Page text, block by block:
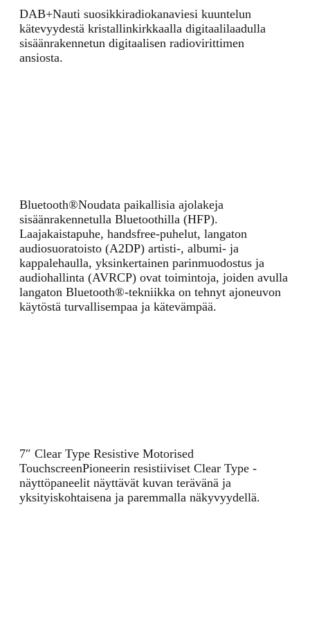
DAB+Nauti suosikkiradiokanaviesi kuuntelun
kätevyydestä kristallinkirkkaalla digitaalilaadulla
sisäänrakennetun digitaalisen radiovirittimen
ansiosta.
Bluetooth®Noudata paikallisia ajolakeja
sisäänrakennetulla Bluetoothilla (HFP).
Laajakaistapuhe, handsfree-puhelut, langaton
audiosuoratoisto (A2DP) artisti-, albumi- ja
kappalehaulla, yksinkertainen parinmuodostus ja
audiohallinta (AVRCP) ovat toimintoja, joiden avulla
langaton Bluetooth®-tekniikka on tehnyt ajoneuvon
käytöstä turvallisempaa ja kätevämpää.
7″ Clear Type Resistive Motorised
TouchscreenPioneerin resistiiviset Clear Type -
näyttöpaneelit näyttävät kuvan terävänä ja
yksityiskohtaisena ja paremmalla näkyvyydellä.